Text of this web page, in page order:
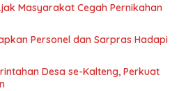
Masyarakat Cegah Pernikahan
Personel dan Sarpras Hadapi
Desa se-Kalteng, Perkuat